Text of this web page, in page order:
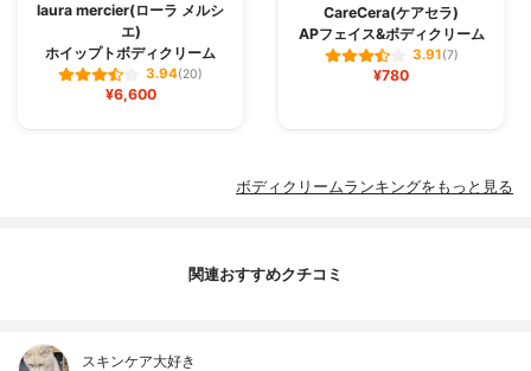
laura mercier(ローラ メルシ
エ)
ホイップトボディクリーム
3.94(20)
¥6,600
CareCera(ケアセラ)
APフェイス&ボディクリーム
3.91(7)
¥780
ボディクリームランキングをもっと見る
関連おすすめクチコミ
スキンケア大好き